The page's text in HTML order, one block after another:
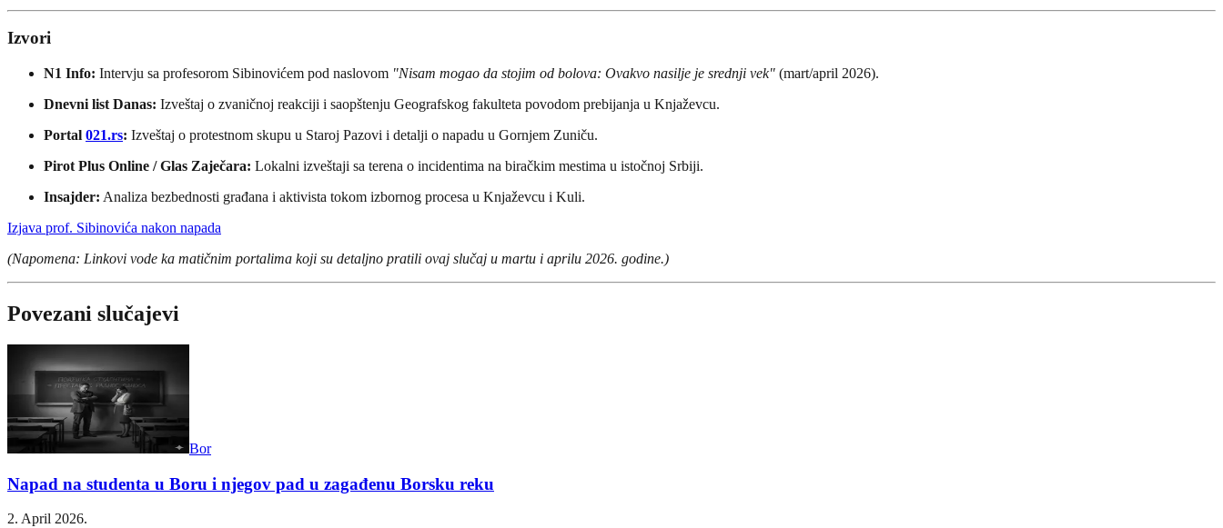
Izvori
N1 Info: Intervju sa profesorom Sibinovićem pod naslovom "Nisam mogao da stojim od bolova: Ovakvo nasilje je srednji vek" (mart/april 2026).
Dnevni list Danas: Izveštaj o zvaničnoj reakciji i saopštenju Geografskog fakulteta povodom prebijanja u Knjaževcu.
Portal 021.rs: Izveštaj o protestnom skupu u Staroj Pazovi i detalji o napadu u Gornjem Zuniču.
Pirot Plus Online / Glas Zaječara: Lokalni izveštaji sa terena o incidentima na biračkim mestima u istočnoj Srbiji.
Insajder: Analiza bezbednosti građana i aktivista tokom izbornog procesa u Knjaževcu i Kuli.
Izjava prof. Sibinovića nakon napada
(Napomena: Linkovi vode ka matičnim portalima koji su detaljno pratili ovaj slučaj u martu i aprilu 2026. godine.)
Povezani slučajevi
Bor
Napad na studenta u Boru i njegov pad u zagađenu Borsku reku
2. April 2026.